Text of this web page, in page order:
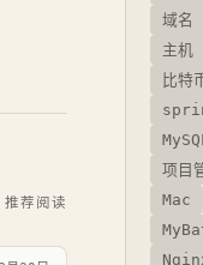
推荐阅读
域名
主机
比特
MySQL
项目
Mac